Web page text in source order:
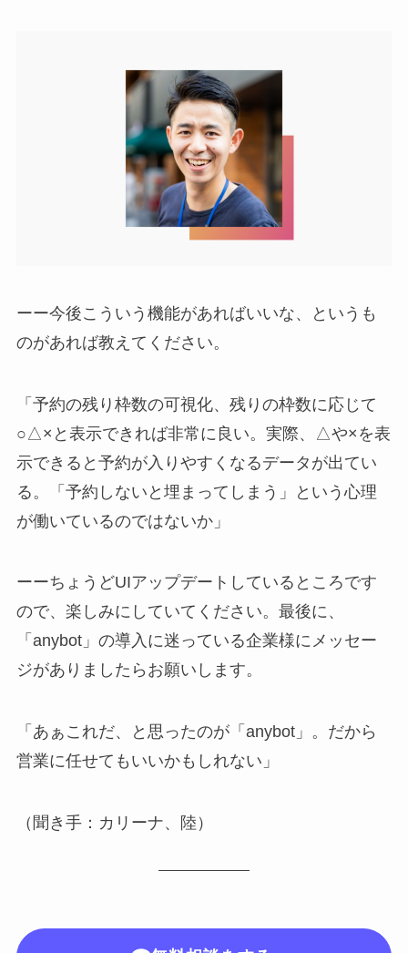
ーー今後こういう機能があればいいな、というも
のがあれば教えてください。
「予約の残り枠数の可視化、残りの枠数に応じて
○△×と表示できれば非常に良い。実際、△や×を表
示できると予約が入りやすくなるデータが出てい
る。「予約しないと埋まってしまう」という心理
が働いているのではないか」
ーーちょうどUIアップデートしているところです
ので、楽しみにしていてください。最後に、
「anybot」の導入に迷っている企業様にメッセー
ジがありましたらお願いします。
「あぁこれだ、と思ったのが「anybot」。だから
営業に任せてもいいかもしれない」
（聞き手：カリーナ、陸）